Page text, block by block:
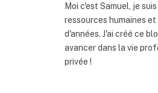
Moi c'est Samuel, je
ressources humaines
d'années. J'ai créé ce
avancer dans la vie
privée !